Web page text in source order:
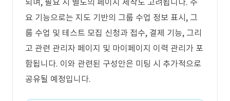
되며, 필요 시 별도의 페이지 제작도 고려됩니다. 주
요 기능으로는 지도 기반의 그룹 수업 정보 표시, 그
룹 수업 및 테스트 모집 신청과 접수, 결제 기능, 그리
고 관련 관리자 페이지 및 마이페이지 이력 관리가 포
함됩니다. 이와 관련된 구성안은 미팅 시 추가적으로
공유될 예정입니다.